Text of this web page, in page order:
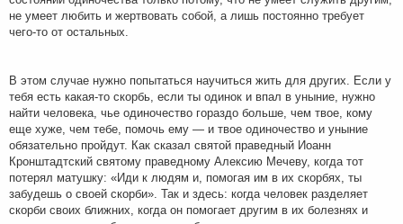
не умеет любить и жертвовать собой, а лишь постоянно требует
чего-то от остальных.
В этом случае нужно попытаться научиться жить для других. Если у
тебя есть какая-то скорбь, если ты одинок и впал в уныние, нужно
найти человека, чье одиночество гораздо больше, чем твое, кому
еще хуже, чем тебе, помочь ему — и твое одиночество и уныние
обязательно пройдут. Как сказал святой праведный Иоанн
Кронштадтский святому праведному Алексию Мечеву, когда тот
потерял матушку: «Иди к людям и, помогая им в их скорбях, ты
забудешь о своей скорби». Так и здесь: когда человек разделяет
скорби своих ближних, когда он помогает другим в их болезнях и